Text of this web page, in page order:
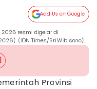
Add Us on Google
2026 resmi digelar di
(IDN Times/Sri.Wibisono)
Provinsi